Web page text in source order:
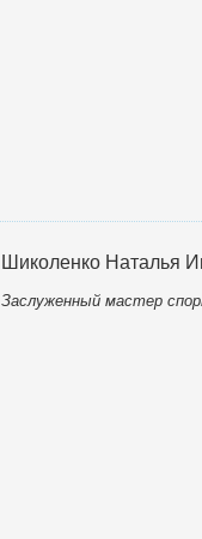
Шиколенко Наталья
Заслуженный мастер